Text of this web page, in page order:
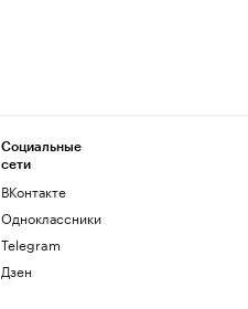
Социальные
сети
ВКонтакте
Одноклассники
Telegram
Дзен